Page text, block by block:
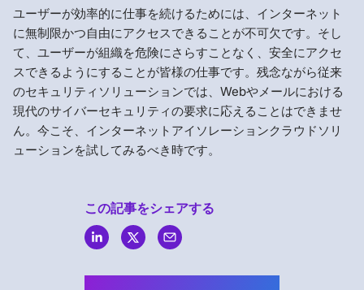
ユーザーが効率的に仕事を続けるためには、インターネット
に無制限かつ自由にアクセスできることが不可欠です。そし
て、ユーザーが組織を危険にさらすことなく、安全にアクセ
スできるようにすることが皆様の仕事です。残念ながら従来
のセキュリティソリューションでは、Webやメールにおける
現代のサイバーセキュリティの要求に応えることはできませ
ん。今こそ、インターネットアイソレーションクラウドソリ
ューションを試してみるべき時です。
この記事をシェアする